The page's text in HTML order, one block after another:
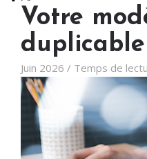
Votre
duplicable
Juin 2026 / Temps de